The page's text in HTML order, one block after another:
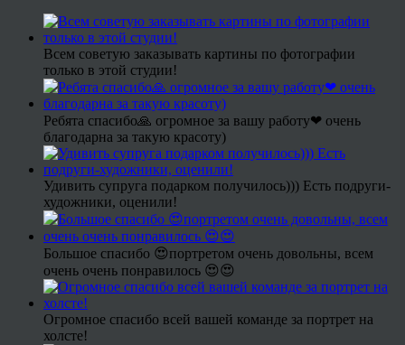
Всем советую заказывать картины по фотографии
только в этой студии!
Ребята спасибо🙏 огромное за вашу работу❤ очень
благодарна за такую красоту)
Удивить супруга подарком получилось))) Есть подруги-
художники, оценили!
Большое спасибо 😍портретом очень довольны, всем
очень очень понравилось 😍😍
Огромное спасибо всей вашей команде за портрет на
холсте!